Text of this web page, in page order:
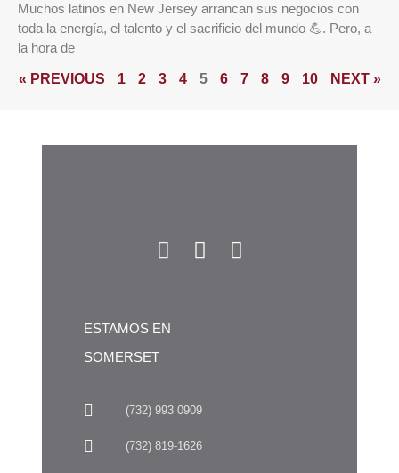
Muchos latinos en New Jersey arrancan sus negocios con
toda la energía, el talento y el sacrificio del mundo 💪. Pero, a
la hora de
« PREVIOUS 1 2 3 4 5 6 7 8 9 10 NEXT »
ESTAMOS EN
SOMERSET
(732) 993 0909
(732) 819-1626